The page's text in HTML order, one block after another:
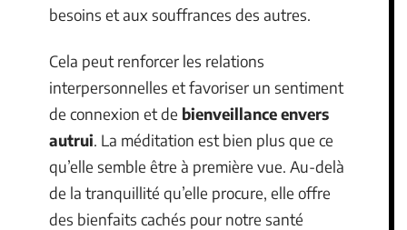
besoins et aux souffrances des autres.
Cela peut renforcer les relations
interpersonnelles et favoriser un sentiment
de connexion et de bienveillance envers
autrui. La méditation est bien plus que ce
qu’elle semble être à première vue. Au-delà
de la tranquillité qu’elle procure, elle offre
des bienfaits cachés pour notre santé